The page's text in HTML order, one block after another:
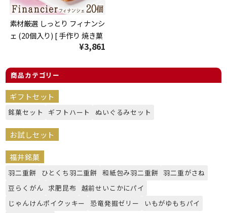
素材厳選 しっとり フィナンシ
ェ (20個入り) [ 手作り 焼き菓
子 スイーツ ギフト 贈り物 お
¥3,861
商品カテゴリー
ギフトセット
銘菓セット ギフトハート ぬいぐるみセット
お試しセット
福井銘菓
羽二重餅 ひとくち羽二重餅 和紙包み羽二重餅 羽二重がさね
豆らくがん 求肥昆布 越前せいこかにパイ
じゃんけんポイクッキー
恐竜発掘ゼリー
いもがゆもちパイ